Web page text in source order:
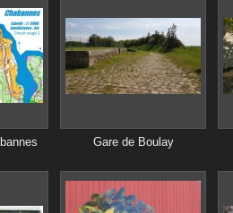
Gare de Boulay